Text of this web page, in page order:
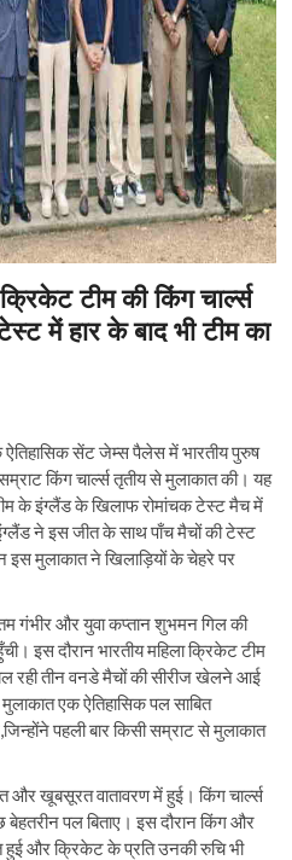
टीम की किंग चार्ल्स
में हार के बाद भी टीम का
सेंट जेम्स पैलेस में भारतीय पुरुष
किंग चार्ल्स तृतीय से मुलाकात की। यह
के इंग्लैंड के खिलाफ रोमांचक टेस्ट मैच में
ने इस जीत के साथ पाँच मैचों की टेस्ट
इस मुलाकात ने खिलाड़ियों के चेहरे पर
गंभीर और युवा कप्तान शुभमन गिल की
इस दौरान भारतीय महिला क्रिकेट टीम
रही तीन वनडे मैचों की सीरीज खेलने आई
एक ऐतिहासिक पल साबित
पहली बार किसी सम्राट से मुलाकात
और खूबसूरत वातावरण में हुई। किंग चार्ल्स
पल बिताए। इस दौरान किंग और
हुई और क्रिकेट के प्रति उनकी रुचि भी